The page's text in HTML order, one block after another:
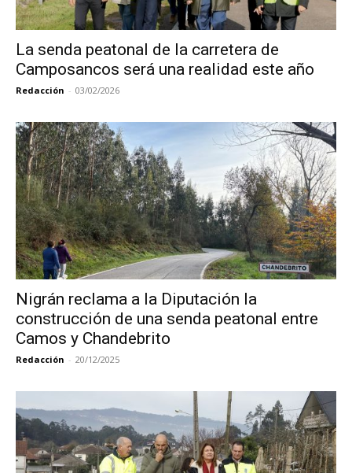
La senda peatonal de la carretera de
Camposancos será una realidad este año
Redacción - 03/02/2026
Nigrán reclama a la Diputación la
construcción de una senda peatonal entre
Camos y Chandebrito
Redacción - 20/12/2025